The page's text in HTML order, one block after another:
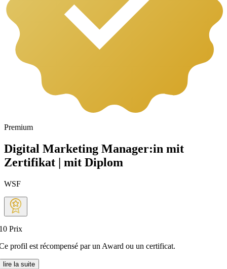
Premium
Digital Marketing Manager:in mit
Zertifikat | mit Diplom
WSF
Prix
profil est récompensé par un Award ou un certificat.
lire la suite